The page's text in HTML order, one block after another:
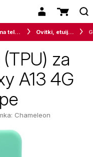
Mobilna telefonija Ovitki, etuiji, torbice in držala
za
A13 4G
Chameleon